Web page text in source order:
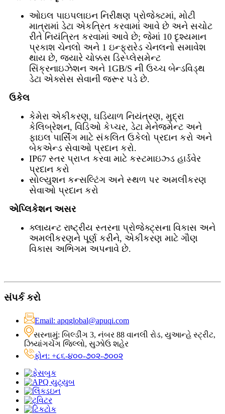
ઓઇલ પાઇપલાઇન નિરીક્ષણ પ્રોજેક્ટમાં, મોટી
માત્રામાં ડેટા એકત્રિત કરવામાં આવે છે અને સચોટ
રીતે નિયંત્રિત કરવામાં આવે છે; જેમાં 10 દૃશ્યમાન
પ્રકાશ ચેનલો અને 1 ઇન્ફ્રારેડ ચેનલનો સમાવેશ
થાય છે, જ્યારે ચોક્કસ ડિસ્પ્લેસમેન્ટ
સિંક્રનાઇઝેશન અને 1GB/S ની ઉચ્ચ બેન્ડવિડ્થ
ડેટા એક્સેસ સેવાની જરૂર પડે છે.
ઉકેલ
કેમેરા એકીકરણ, ઘડિયાળ નિયંત્રણ, મુદ્રા
કેલિબ્રેશન, વિડિઓ કેપ્ચર, ડેટા મેનેજમેન્ટ અને
ફાઇલ પાર્સિંગ માટે સંકલિત ઉકેલો પ્રદાન કરો અને
બેકએન્ડ સેવાઓ પ્રદાન કરો.
IP67 સ્તર પ્રાપ્ત કરવા માટે કસ્ટમાઇઝ્ડ હાર્ડવેર
પ્રદાન કરો
સોલ્યુશન કન્સલ્ટિંગ અને સ્થળ પર અમલીકરણ
સેવાઓ પ્રદાન કરો
એપ્લિકેશન અસર
ક્લાયન્ટ રાષ્ટ્રીય સ્તરના પ્રોજેક્ટ્સના વિકાસ અને
અમલીકરણને પૂર્ણ કરીને, એકીકરણ માટે ગૌણ
વિકાસ અભિગમ અપનાવે છે.
સંપર્ક કરો
Email: apqglobal@apuqi.com
સરનામું: બિલ્ડીંગ 3, નંબર 88 વાનલી રોડ, યુઆન્હે સ્ટ્રીટ,
ઝિયાંગચેંગ જિલ્લો, સુઝોઉ શહેર
ફોન: +૮૬-૪૦૦-૭૦૨-૭૦૦૨